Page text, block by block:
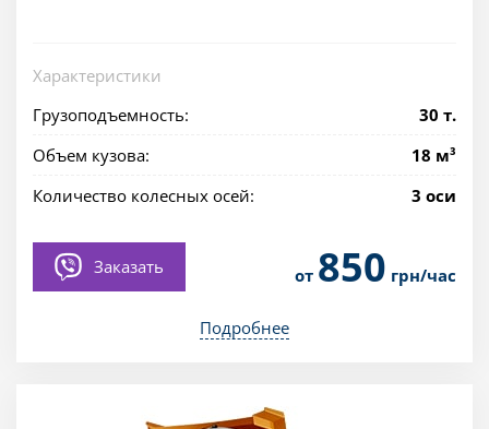
Характеристики
Грузоподъемность:
30 т.
Объем кузова:
18 м³
Количество колесных осей:
3 оси
Заказать от 850 грн/час
Подробнее